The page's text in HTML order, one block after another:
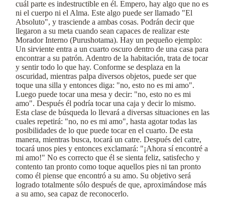
cuál parte es indestructible en él. Empero, hay algo que no es
ni el cuerpo ni el Alma. Este algo puede ser llamado "El
Absoluto", y trasciende a ambas cosas. Podrán decir que
llegaron a su meta cuando sean capaces de realizar este
Morador Interno (Purushotama). Hay un pequeño ejemplo:
Un sirviente entra a un cuarto oscuro dentro de una casa para
encontrar a su patrón. Adentro de la habitación, trata de tocar
y sentir todo lo que hay. Conforme se desplaza en la
oscuridad, mientras palpa diversos objetos, puede ser que
toque una silla y entonces diga: "no, esto no es mi amo".
Luego puede tocar una mesa y decir: "no, esto no es mi
amo". Después él podría tocar una caja y decir lo mismo.
Esta clase de búsqueda lo llevará a diversas situaciones en las
cuales repetirá: "no, no es mi amo", hasta agotar todas las
posibilidades de lo que puede tocar en el cuarto. De esta
manera, mientras busca, tocará un catre. Después del catre,
tocará unos pies y entonces exclamará: "¡Ahora sí encontré a
mi amo!" No es correcto que él se sienta feliz, satisfecho y
contento tan pronto como toque aquellos pies ni tan pronto
como él piense que encontró a su amo. Su objetivo será
logrado totalmente sólo después de que, aproximándose más
a su amo, sea capaz de reconocerlo.